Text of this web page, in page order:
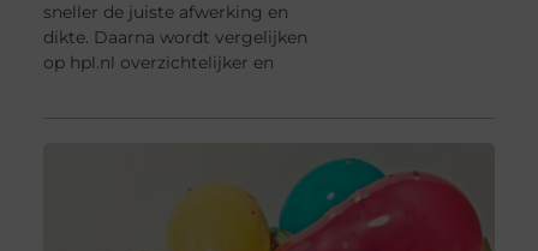
sneller de juiste afwerking en
dikte. Daarna wordt vergelijken
op hpl.nl overzichtelijker en